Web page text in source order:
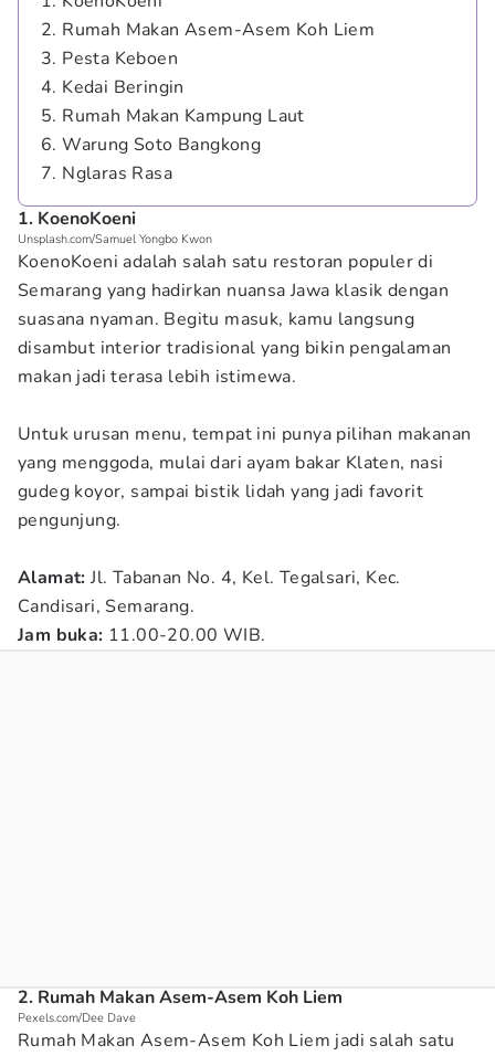
2. Rumah Makan Asem-Asem Koh Liem
3. Pesta Keboen
4. Kedai Beringin
5. Rumah Makan Kampung Laut
6. Warung Soto Bangkong
7. Nglaras Rasa
1. KoenoKoeni
Unsplash.com/Samuel Yongbo Kwon
KoenoKoeni adalah salah satu restoran populer di
Semarang yang hadirkan nuansa Jawa klasik dengan
suasana nyaman. Begitu masuk, kamu langsung
disambut interior tradisional yang bikin pengalaman
makan jadi terasa lebih istimewa.
Untuk urusan menu, tempat ini punya pilihan makanan
yang menggoda, mulai dari ayam bakar Klaten, nasi
gudeg koyor, sampai bistik lidah yang jadi favorit
pengunjung.
Alamat: Jl. Tabanan No. 4, Kel. Tegalsari, Kec.
Candisari, Semarang.
Jam buka: 11.00-20.00 WIB.
2. Rumah Makan Asem-Asem Koh Liem
Pexels.com/Dee Dave
Rumah Makan Asem-Asem Koh Liem jadi salah satu